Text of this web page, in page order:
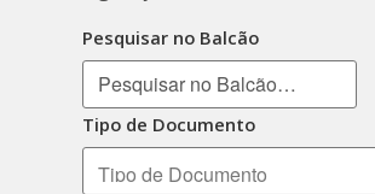
Pesquisar no Balcão
Tipo de Documento